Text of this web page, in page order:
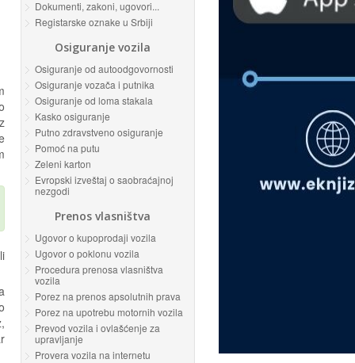
Dokumenti, zakoni, ugovori...
Registarske oznake u Srbiji
Osiguranje vozila
Osiguranje od autoodgovornosti
Osiguranje vozača i putnika
Osiguranje od loma stakala
Kasko osiguranje
Putno zdravstveno osiguranje
Pomoć na putu
Zeleni karton
Evropski izveštaj o saobraćajnoj
nezgodi
Prenos vlasništva
Ugovor o kupoprodaji vozila
Ugovor o poklonu vozila
Procedura prenosa vlasništva
vozila
Porez na prenos apsolutnih prava
Porez na upotrebu motornih vozila
Prevod vozila i ovlašćenje za
upravljanje
Provera vozila na internetu